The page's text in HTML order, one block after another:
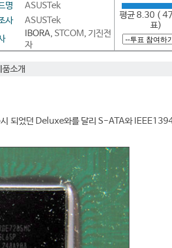
명
ASUSTek
사
ASUSTek
IBORA, STCOM, 기진전
자
평균 8.30 (
표)
품소개
되었던 Deluxe와를 달리 S-ATA와